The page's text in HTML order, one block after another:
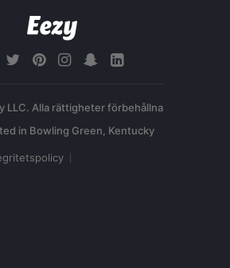
LLC. Alla rättigheter förbehållna